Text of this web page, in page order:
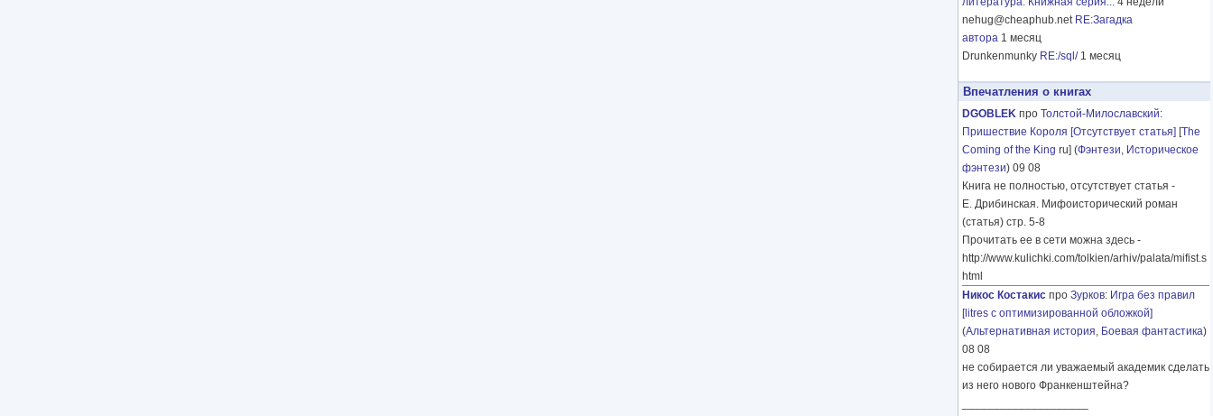
nehug@cheaphub.net RE:Загадка
автора 1 месяц
Drunkenmunky RE:/sql/ 1 месяц
Впечатления о книгах
DGOBLEK про Толстой-Милославский:
Пришествие Короля [Отсутствует статья] [The
Coming of the King ru] (Фэнтези, Историческое
фэнтези) 09 08
Книга не полностью, отсутствует статья -
Е. Дрибинская. Мифоисторический роман
(статья) стр. 5-8
Прочитать ее в сети можна здесь -
http://www.kulichki.com/tolkien/arhiv/palata/mifist.s
html
Никос Костакис про Зурков: Игра без правил
[litres с оптимизированной обложкой]
(Альтернативная история, Боевая фантастика)
08 08
не собирается ли уважаемый академик сделать
из него нового Франкенштейна?